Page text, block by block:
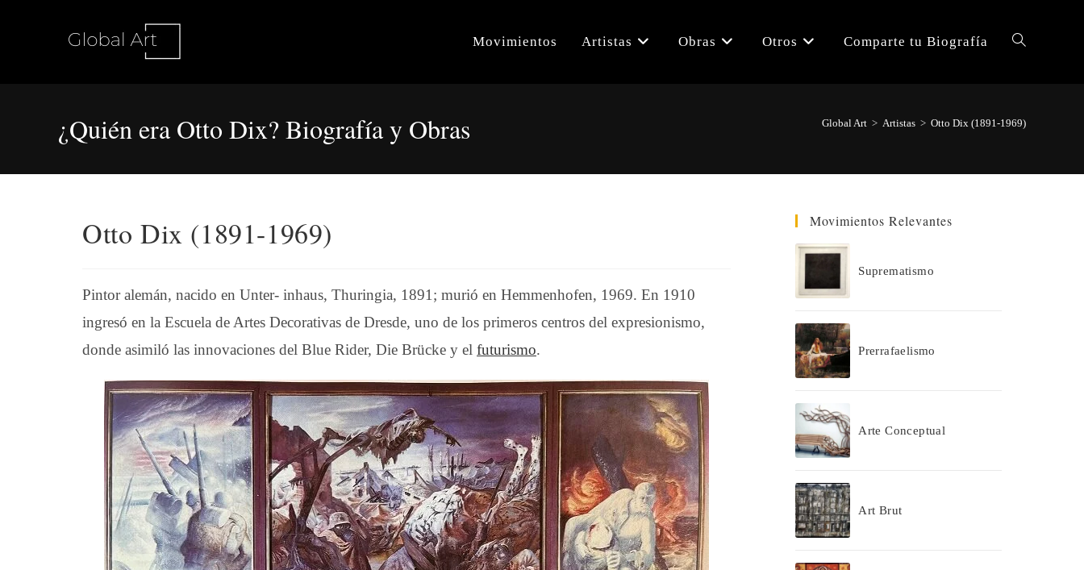
Movimientos Artistas Obras Otros Comparte tu Biografía Alternar
¿Quién era Otto Dix? Biografía y Obras Global Art > Artistas > Otto Dix (1891-1969)
Otto Dix (1891-1969)
Pintor alemán, nacido en Unter- inhaus, Thuringia, 1891; murió en Hemmenhofen, 1969. En 1910
ingresó en la Escuela de Artes Decorativas de Dresde, uno de los primeros centros del expresionismo,
donde asimiló las innovaciones del Blue Rider, Die Brücke y el futurismo.
Movimientos Relevantes
Suprematismo
Prerrafaelismo
Arte Conceptual
Art Brut